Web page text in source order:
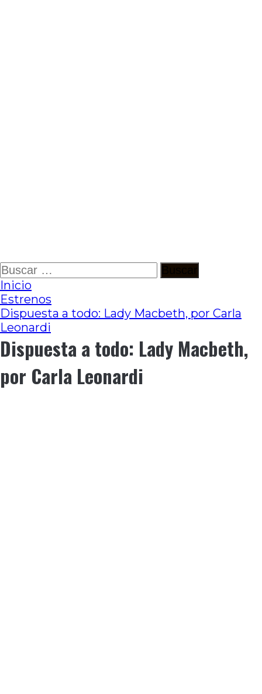
Ir
al
contenido
Buscar:
Inicio
Estrenos
Dispuesta a todo: Lady Macbeth, por Carla
Leonardi
Dispuesta a todo: Lady Macbeth,
por Carla Leonardi